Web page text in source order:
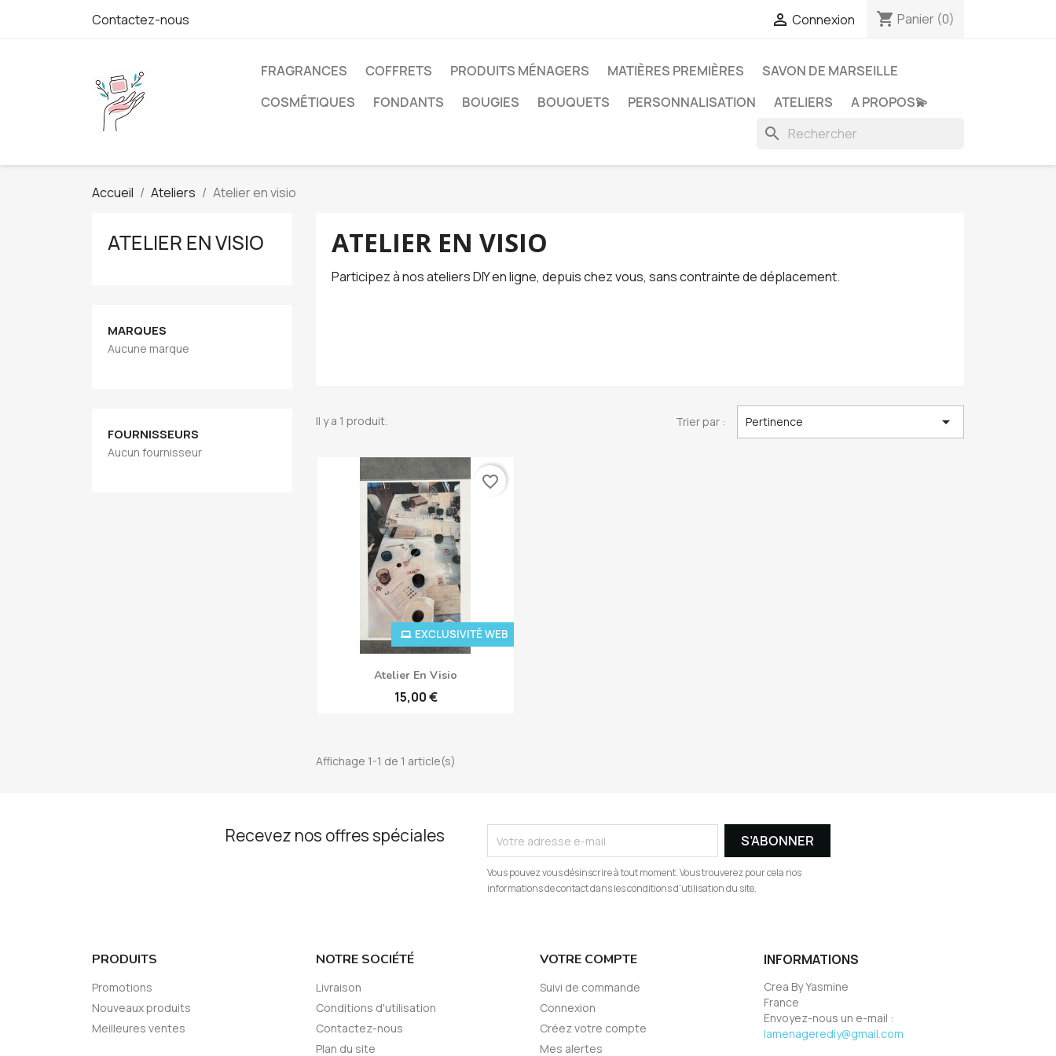
Contactez-nous  Connexion shopping_cart Panier (0)
FRAGRANCES COFFRETS PRODUITS MÉNAGERS MATIÈRES PREMIÈRES
SAVON DE MARSEILLE
COSMÉTIQUES
FONDANTS BOUGIES BOUQUETS PERSONNALISATION ATELIERS A PROPOS💫
search
Accueil Ateliers Atelier en visio
ATELIER EN VISIO
MARQUES
Aucune marque
FOURNISSEURS
Aucun fournisseur
ATELIER EN VISIO
Participez à nos ateliers DIY en ligne, depuis chez vous, sans contrainte de déplacement.
Il y a 1 produit. Trier par : Pertinence 
Aperçu rapide
Atelier En Visio
15,00 €
EXCLUSIVITÉ WEB
favorite_border
Affichage 1-1 de 1 article(s)
Recevez nos offres spéciales
Vous pouvez vous désinscrire à tout moment. Vous trouverez pour cela nos
informations de contact dans les conditions d'utilisation du site.
PRODUITS
Promotions
Nouveaux produits
Meilleures ventes
NOTRE SOCIÉTÉ
Livraison
Conditions d'utilisation
Contactez-nous
Plan du site
VOTRE COMPTE
Suivi de commande
Connexion
Créez votre compte
Mes alertes
INFORMATIONS
Crea By Yasmine
France
Envoyez-nous un e-mail :
lamenagerediy@gmail.com